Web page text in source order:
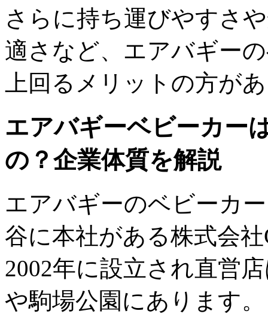
さらに持ち運びやすさ
適さなど、エアバギー
上回るメリットの方が
エアバギーベビーカー
の？企業体質を解説
エアバギーのベビーカ
谷に本社がある株式会
2002年に設立され直営
や駒場公園にあります。